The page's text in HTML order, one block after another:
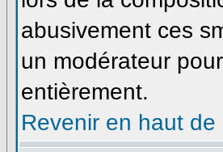
abusivement ces
un modérateur
entièrement.
Revenir en haut de